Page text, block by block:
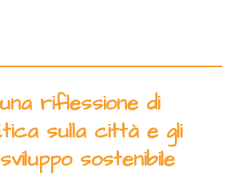
riflessione di
sulla città e gli
sostenibile